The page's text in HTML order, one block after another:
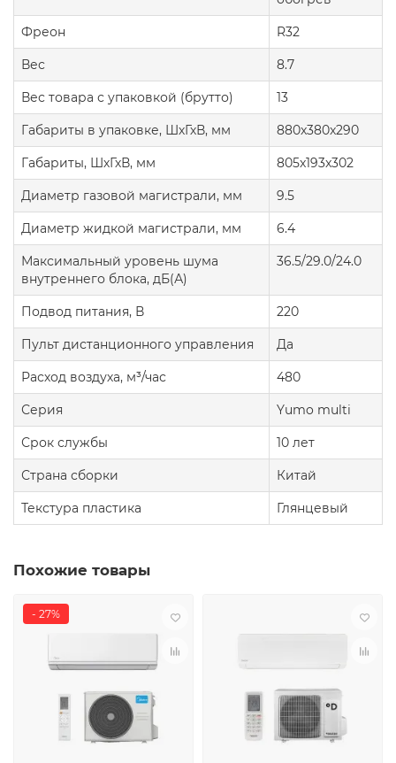
Фреон R32
Вес 8.7
Вес товара с упаковкой (брутто) 13
Габариты в упаковке, ШхГхВ, мм 880x380x290
Габариты, ШхГхВ, мм 805x193x302
Диаметр газовой магистрали, мм 9.5
Диаметр жидкой магистрали, мм 6.4
Максимальный уровень шума
внутреннего блока, дБ(А)
36.5/29.0/24.0
Подвод питания, В 220
Пульт дистанционного управления Да
Расход воздуха, м³/час 480
Серия Yumo multi
Срок службы 10 лет
Страна сборки Китай
Текстура пластика Глянцевый
Похожие товары
- 27%